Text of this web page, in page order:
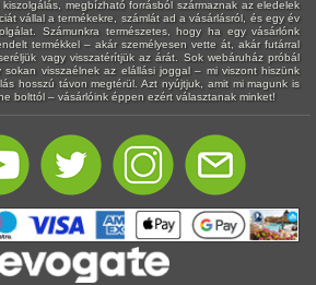
megbízható forrásból származnak az eledelek
vállal a termékekre, számlát ad a vásárlásról, és egy év
Számunkra természetes, hogy ha egy vásárlónk
termékkel – akár személyesen vette át, akár futárral
vagy visszatérítjük az árát. Sok webáruház próbál
visszaélnek az elállási joggal – mi viszont hiszünk
hosszú távon megtérül. Azt nyújtjuk, amit mi magunk is
bolttól – vásárlóink éppen ezért választanak minket!